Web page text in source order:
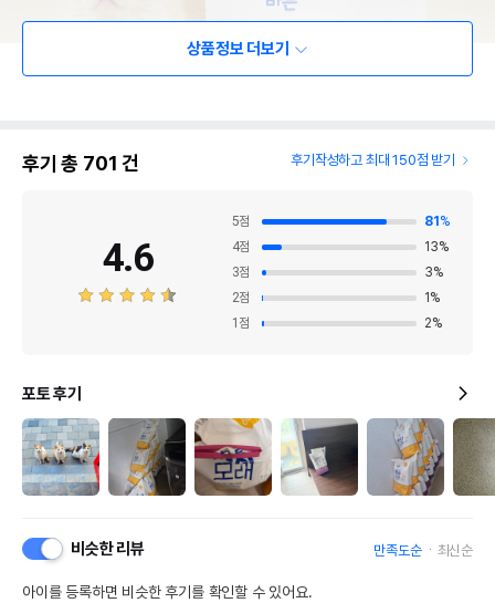
상품정보 더보기
후기 총 701 건 후기작성하고 최대 150점 받기
4.6
5점 81 %
4점 13%
3점 3%
2점 1 %
1 점 2%
포토 후기
비슷한 리뷰 만족도순 최신순
아이를 등록하면 비슷한 후기를 확인할 수 있어요.